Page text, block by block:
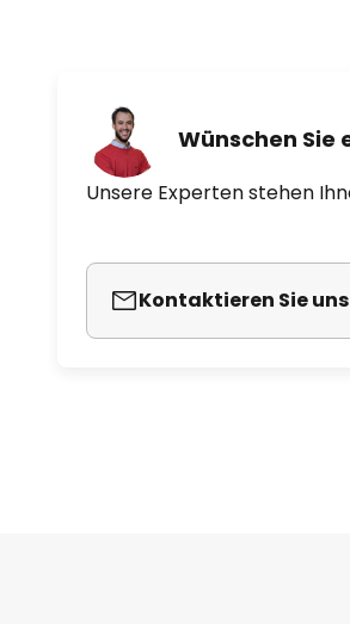
Wünschen Sie
Unsere Experten stehen
Kontaktieren Sie uns